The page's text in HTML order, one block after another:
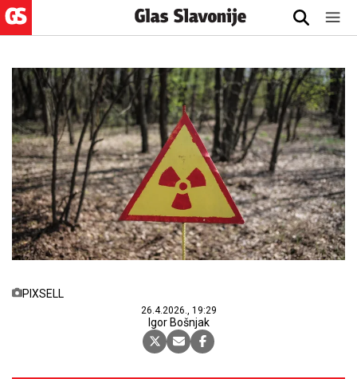
PIXSELL
26.4.2026., 19:29
Igor Bošnjak